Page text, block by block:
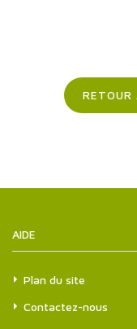
RETOUR
AIDE
Plan du site
Contactez-nous